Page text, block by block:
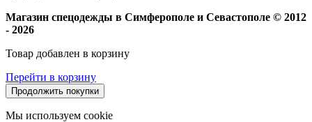
Магазин спецодежды в Симферополе и Севастополе © 2012
- 2026
Товар добавлен в корзину
Перейти в корзину
Продолжить покупки
Мы используем cookie